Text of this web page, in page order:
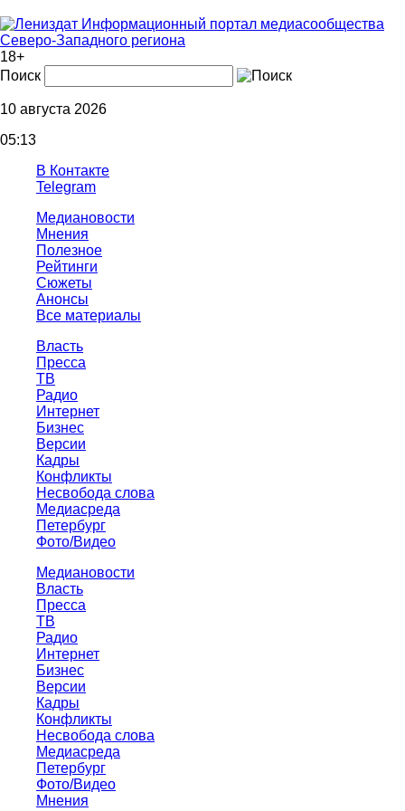
Информационный портал медиасообщества
Северо-Западного региона
18+
Поиск
10 августа 2026
05:13
В Контакте
Telegram
Медиановости
Мнения
Полезное
Рейтинги
Сюжеты
Анонсы
Все материалы
Власть
Пресса
ТВ
Радио
Интернет
Бизнес
Версии
Кадры
Конфликты
Несвобода слова
Медиасреда
Петербург
Фото/Видео
Медиановости
Власть
Пресса
ТВ
Радио
Интернет
Бизнес
Версии
Кадры
Конфликты
Несвобода слова
Медиасреда
Петербург
Фото/Видео
Мнения